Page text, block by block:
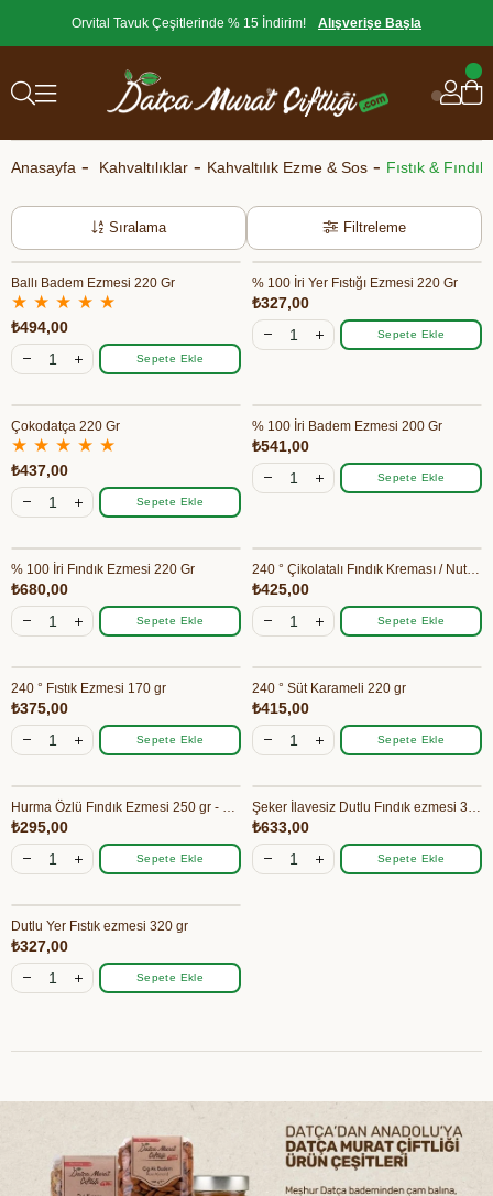
Orvital Tavuk Çeşitlerinde % 15 İndirim! Alışverişe Başla
Anasayfa Kahvaltılıklar Kahvaltılık Ezme & Sos Fıstık &
Filtreleme
Sıralama
Ballı Badem Ezmesi 220 Gr
★ ★ ★ ★ ★
₺494,00
Sepete Ekle
% 100 İri Yer Fıstığı Ezmesi 220 Gr
₺327,00
Sepete Ekle
Çokodatça 220 Gr
★ ★ ★ ★ ★
₺437,00
Sepete Ekle
% 100 İri Badem Ezmesi 200 Gr
₺541,00
Sepete Ekle
% 100 İri Fındık Ezmesi 220 Gr
₺680,00
Sepete Ekle
240 ° Çikolatalı Fındık Kreması / Nutella 170 gr
₺425,00
Sepete Ekle
240 ° Fıstık Ezmesi 170 gr
₺375,00
Sepete Ekle
240 ° Süt Karameli 220 gr
₺415,00
Sepete Ekle
Hurma Özlü Fındık Ezmesi 250 gr - Yenigün
₺295,00
Sepete Ekle
Şeker İlavesiz Dutlu Fındık ezmesi 320 gr
₺633,00
Sepete Ekle
Dutlu Yer Fıstık ezmesi 320 gr
₺327,00
Sepete Ekle